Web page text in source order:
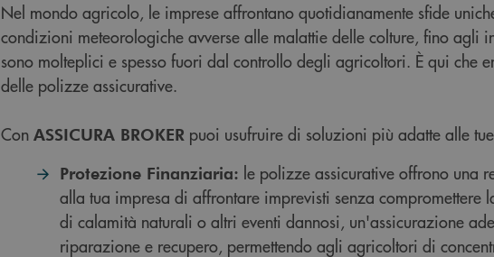
Nel mondo agricolo, le imprese affrontano quotidianamente sfide
condizioni meteorologiche avverse alle malattie delle colture, fino agli
sono molteplici e spesso fuori dal controllo degli agricoltori. È qui che
delle polizze assicurative.
Con ASSICURA BROKER puoi usufruire di soluzioni più adatte alle
Protezione Finanziaria: le polizze assicurative offrono una
alla tua impresa di affrontare imprevisti senza compromettere
di calamità naturali o altri eventi dannosi, un'assicurazione
riparazione e recupero, permettendo agli agricoltori di